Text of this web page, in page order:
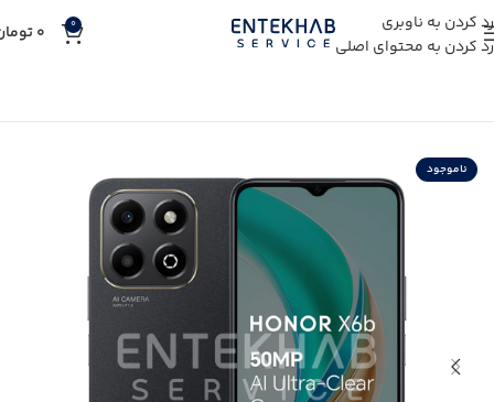
رد کردن به ناوبری
رد کردن به محتوای اصلی
0
0
ناموجود